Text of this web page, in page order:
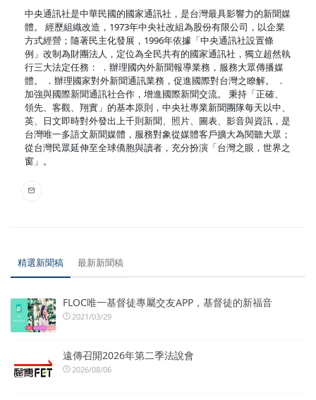
中央通訊社是中華民國的國家通訊社，是台灣最具影響力的新聞媒
體。 經歷組織改造，1973年中央社改組為股份有限公司，以企業
方式經營；隨著民主化發展，1996年依據「中央通訊社設置條
例」改制為財團法人，定位為全民共有的國家通訊社，獨立超然執
行三大法定任務： ．辦理國內外新聞報導業務，服務大眾傳播媒
體。 ．辦理國家對外新聞通訊業務，促進國際對台灣之瞭解。 ．
加強與國際新聞通訊社合作，增進國際新聞交流。 秉持「正確、
領先、客觀、翔實」的基本原則，中央社專業新聞團隊每天以中、
英、日文即時對外發出上千則新聞、照片、圖表、影音與資訊，是
台灣唯一多語文新聞媒體，服務對象從媒體客戶擴大為閱聽大眾；
從台灣民眾延伸至全球僑胞與讀者，充分扮演「台灣之眼，世界之
窗」。
精選新聞稿 最新新聞稿
FLOC唯一基督徒專屬交友APP，基督徒的新福音
2021/03/29
遠傳召開2026年第二季法說會
2026/08/06